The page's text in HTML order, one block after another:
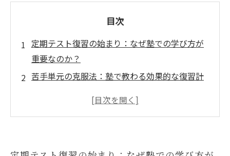
目次
定期テスト復習の始まり：なぜ塾での学び方が
重要なのか？
苦手単元の克服法：塾で教わる効果的な復習計
繰り返し学習の極意：理解を深める復習テクニ